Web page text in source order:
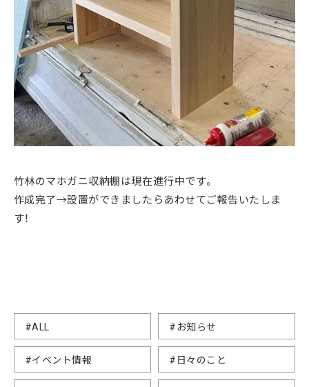
竹林のマホガニ収納棚は現在進行中です。
作成完了→設置ができましたらあわせてご報告いたしま
す！
#ALL #お知らせ
#イベント情報 #日々のこと